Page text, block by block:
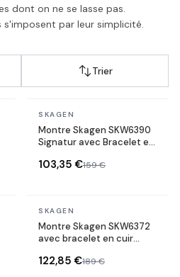
dont on ne se lasse pas.
s'imposent par leur simplicité.
Trier
En stock
SKAGEN
Montre Skagen SKW6390
Signatur avec Bracelet en
103,35 €159 €
En stock
SKAGEN
Montre Skagen SKW6372
avec bracelet en cuir
122,85 €189 €